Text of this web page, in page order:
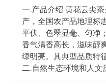
一.产品介绍 黄花云尖
产，全国农产品地理标
平伏、色翠显毫、匀净
香气清香高长，滋味醇
绿明亮。其典型品质特
二.自然生态环境和人文